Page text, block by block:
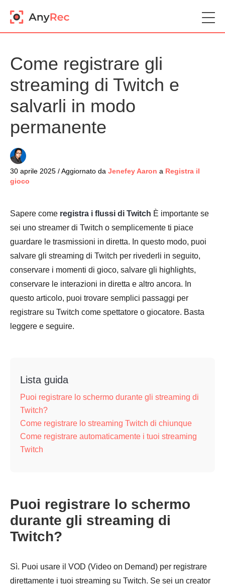
Come registrare gli
streaming di Twitch e
salvarli in modo
permanente
30 aprile 2025 / Aggiornato da Jenefey Aaron a Registra il
gioco
Sapere come registra i flussi di Twitch È importante se
sei uno streamer di Twitch o semplicemente ti piace
guardare le trasmissioni in diretta. In questo modo, puoi
salvare gli streaming di Twitch per rivederli in seguito,
conservare i momenti di gioco, salvare gli highlights,
conservare le interazioni in diretta e altro ancora. In
questo articolo, puoi trovare semplici passaggi per
registrare su Twitch come spettatore o giocatore. Basta
leggere e seguire.
Lista guida
Puoi registrare lo schermo durante gli streaming di
Twitch?
Come registrare lo streaming Twitch di chiunque
Come registrare automaticamente i tuoi streaming
Twitch
Puoi registrare lo schermo
durante gli streaming di
Twitch?
Sì. Puoi usare il VOD (Video on Demand) per registrare
direttamente i tuoi streaming su Twitch. Se sei un creator